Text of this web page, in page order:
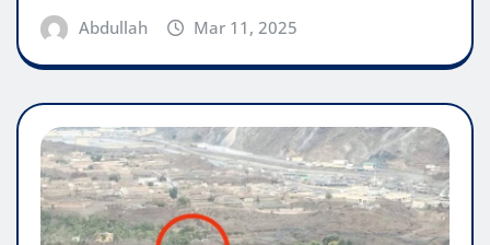
Abdullah Mar 11, 2025